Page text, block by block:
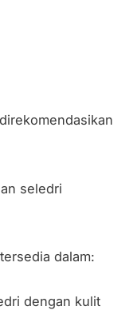
seledri
dalam:
dengan kulit